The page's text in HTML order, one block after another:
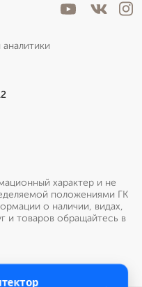
характер и не
положениями ГК
о наличии, видах,
и товаров обращайтесь в